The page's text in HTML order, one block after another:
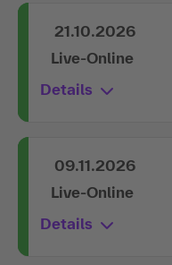
21.10.2026
Live-Online
Details
09.11.2026
Live-Online
Details